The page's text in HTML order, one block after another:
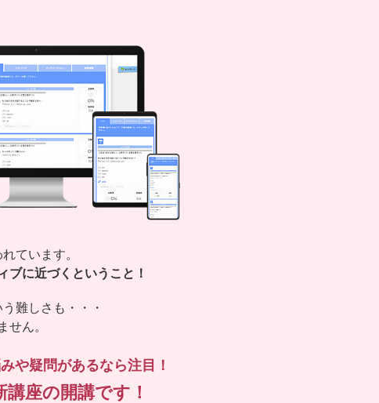
ています。
ブに近づくということ！
難しさも・・・
ん。
や疑問があるなら注目！
座の開講です！